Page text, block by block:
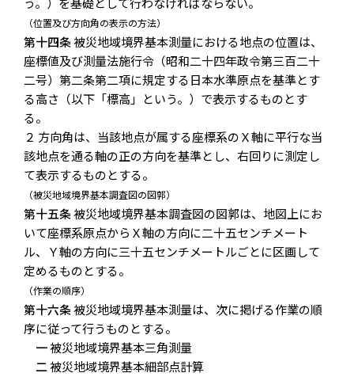
（位置及び方向角の表示の方法）
第十四条被災地域境界基本測量における地点の位置は、
座標値及び測量法施行令（昭和二十四年政令第三百二十
二号）第二条第二項に規定する日本水準原点を基準とす
る高さ（以下「標高」という。）で表示するものとす
る。
２ 方向角は、当該地点が属する座標系のＸ軸に平行な当
該地点を通る軸の正の方向を基準とし、右回りに測定し
て表示するものとする。
（被災地域境界基本調査図の図郭）
第十五条被災地域境界基本調査図の図郭は、地図上にお
いて座標系原点からＸ軸の方向に二十五センチメート
ル、Ｙ軸の方向に三十五センチメートルごとに区画して
定めるものとする。
（作業の順序）
第十六条被災地域境界基本測量は、次に掲げる作業の順
序に従って行うものとする。
一被災地域境界基本三角測量
二被災地域境界基本細部点計算